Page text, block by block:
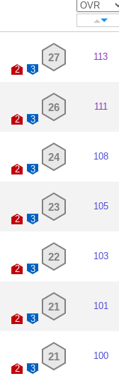
2 3
27 113
2 3
26 111
2 3
24 108
2 3
23 105
2 3
22 103
2 3
21 101
2 3
21 100